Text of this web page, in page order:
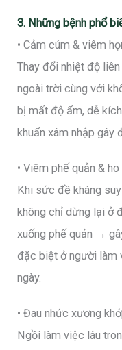
3. Những bệnh phổ
• Cảm cúm & viêm
Thay đổi nhiệt độ
ngoài trời cùng với
bị mất độ ẩm, dễ
khuẩn xâm nhập gây
• Viêm phế quản &
Khi sức đề kháng
không chỉ dừng lại ở
xuống phế quản →
đặc biệt ở người làm
ngày.
• Đau nhức xương
Ngồi làm việc lâu